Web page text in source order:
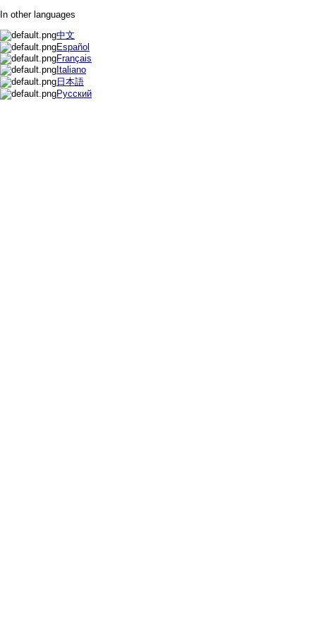
In other languages
中文
Español
Français
Italiano
日本語
Русский